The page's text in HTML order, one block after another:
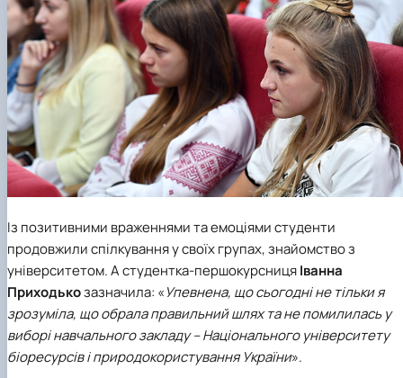
Із позитивними враженнями та емоціями студенти
продовжили спілкування у своїх групах, знайомство з
університетом. А студентка-першокурсницяІванна
Приходькозазначила: «Упевнена, що сьогодні не тільки я
зрозуміла, що обрала правильний шлях та не помилилась у
виборі навчального закладу – Національного університету
біоресурсів і природокористування України».